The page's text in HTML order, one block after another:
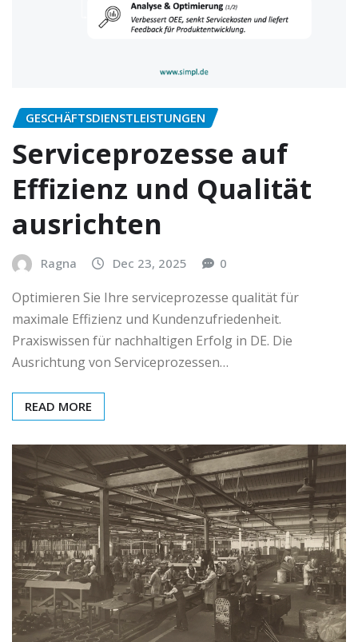
GESCHÄFTSDIENSTLEISTUNGEN
Serviceprozesse auf
Effizienz und Qualität
ausrichten
Ragna Dec 23, 2025 0
Optimieren Sie Ihre serviceprozesse qualität für
maximale Effizienz und Kundenzufriedenheit.
Praxiswissen für nachhaltigen Erfolg in DE. Die
Ausrichtung von Serviceprozessen…
READ MORE